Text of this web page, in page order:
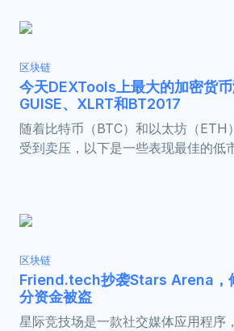
区块链
今天DEXTools上最大的加密货
GUISE、XLRT和BT2017
随着比特币（BTC）和以太坊（ETH
受到卖压，以下是一些表现最佳的低
区块链
Friend​.tech抄袭Stars Arena，
分资金被盗
星际竞技场是一款社交媒体应用程序